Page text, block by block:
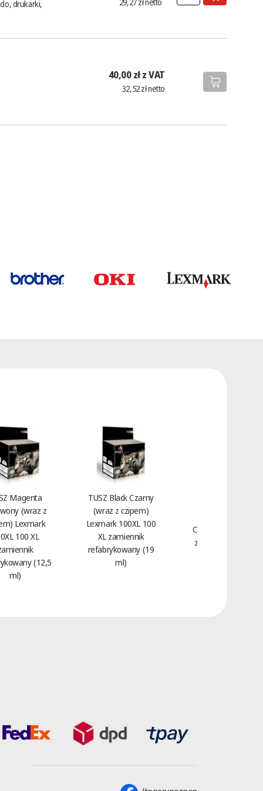
drukarki,
40,00 zł z VAT
32,52 zł netto
Magenta
(wraz z
Lexmark
100 XL
(12,5
ml)
TUSZ Black Czarny
(wraz z czipem)
Lexmark 100XL 100
XL zamiennik
refabrykowany (19
ml)
Czerwony HP 312A
zamiennik CF383A